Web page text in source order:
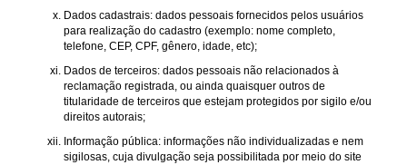
Dados cadastrais: dados pessoais fornecidos pelos usuários
para realização do cadastro (exemplo: nome completo,
telefone, CEP, CPF, gênero, idade, etc);
Dados de terceiros: dados pessoais não relacionados à
reclamação registrada, ou ainda quaisquer outros de
titularidade de terceiros que estejam protegidos por sigilo e/ou
direitos autorais;
Informação pública: informações não individualizadas e nem
sigilosas, cuja divulgação seja possibilitada por meio do site